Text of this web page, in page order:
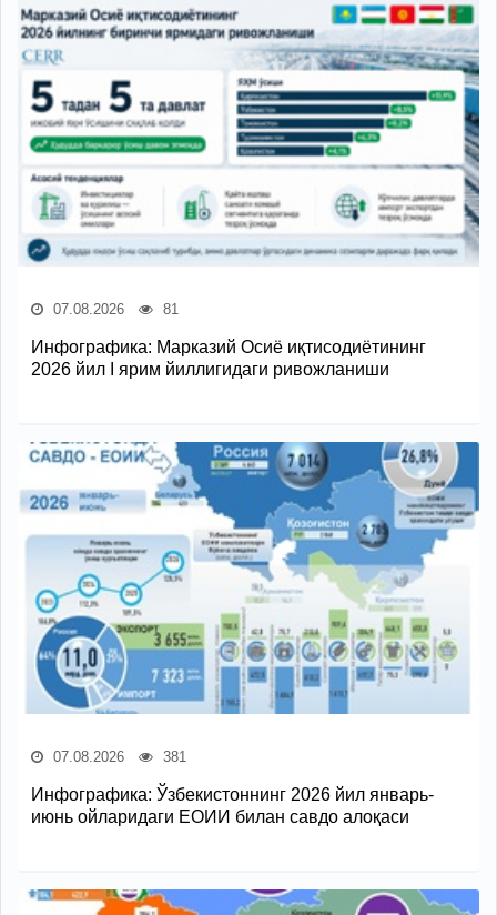
07.08.2026 81
Инфографика: Марказий Осиё иқтисодиётининг
2026 йил I ярим йиллигидаги ривожланиши
07.08.2026 381
Инфографика: Ўзбекистоннинг 2026 йил январь-
июнь ойларидаги ЕОИИ билан савдо алоқаси